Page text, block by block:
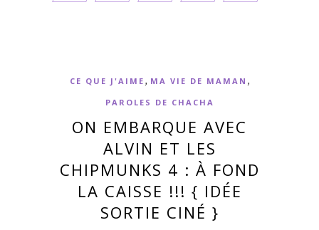
CE QUE J'AIME , MA VIE DE MAMAN ,
PAROLES DE CHACHA
ON EMBARQUE AVEC
ALVIN ET LES
CHIPMUNKS 4 : À FOND
LA CAISSE !!! { IDÉE
SORTIE CINÉ }